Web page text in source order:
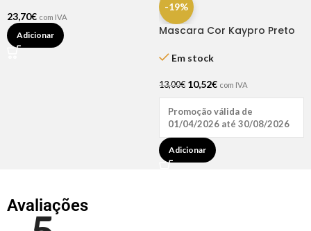
23,70€ com IVA
Adicionar
-19%
Mascara Cor Kaypro Preto
Em stock
13,00€ 10,52€ com IVA
Promoção válida de
01/04/2026 até 30/08/2026
Adicionar
Avaliações